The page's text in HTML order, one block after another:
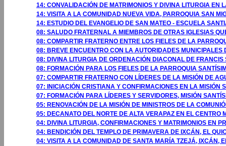
14: CONVALIDACIÓN DE MATRIMONIOS Y DIVINA LITURGIA EN
14: VISITA A LA COMUNIDAD NUEVA VIDA, PARROQUIA SAN
14: ESTUDIO DEL EVANGELIO DE SAN MATEO - ESCUELA
08: SALUDO FRATERNAL A MIEMBROS DE OTRAS IGLESIAS
08: COMPARTIR FRATERNO ENTRE LOS FIELES DE LA
08: BREVE ENCUENTRO CON LA AUTORIDADES MUNICIPALES
08: DIVINA LITURGIA DE ORDENACIÓN DIACONAL DE
08: FORMACIÓN PARA LOS FIELES DE LA PARROQUIA
07: COMPARTIR FRATERNO CON LÍDERES DE LA MISIÓN DE
07: INICIACIÓN CRISTIANA Y CONFIRMACIONES EN LA MISIÓN
07: FORMACIÓN PARA LÍDERES Y SERVIDORES, MISIÓN
05: RENOVACIÓN DE LA MISIÓN DE MINISTROS DE LA
05: DECANATO DEL NORTE DE ALTA VERAPAZ EN EL CENTRO
04: DIVINA LITURGIA, CONFIRMACIONES Y MATRIMONIOS EN
04: BENDICIÓN DEL TEMPLO DE PRIMAVERA DE IXCÁN, EL
04: VISITA A LA COMUNIDAD DE SANTA MARÍA TZEJÁ, IXCÁN,